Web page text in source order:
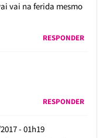
vai na ferida mesmo
RESPONDER
RESPONDER
- 01h19